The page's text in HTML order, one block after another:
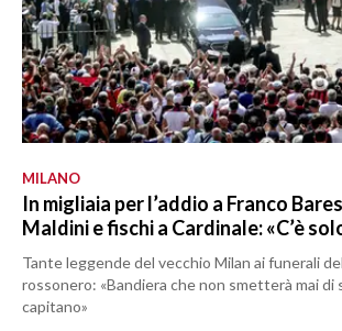
MILANO
In migliaia per l’addio a Franco
Maldini e fischi a Cardinale: «C’è
Tante leggende del vecchio Milan ai funerali
rossonero: «Bandiera che non smetterà mai di
capitano»